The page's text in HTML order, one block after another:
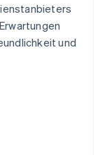
und